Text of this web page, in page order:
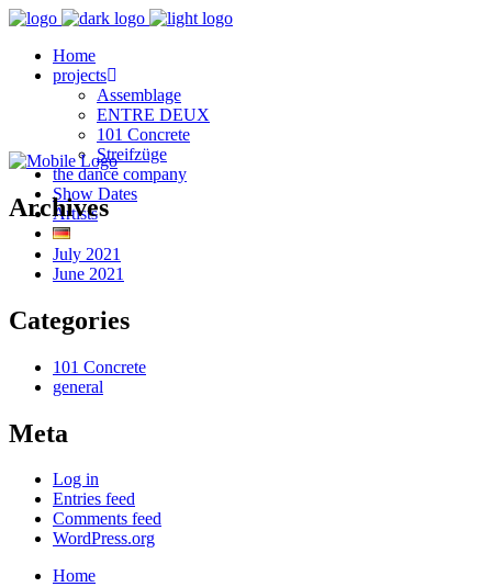
Home
projects
Assemblage
ENTRE DEUX
101 Concrete
Streifzüge
the dance company
Show Dates
Artists
Archives
July 2021
June 2021
Categories
101 Concrete
general
Meta
Log in
Entries feed
Comments feed
WordPress.org
Home